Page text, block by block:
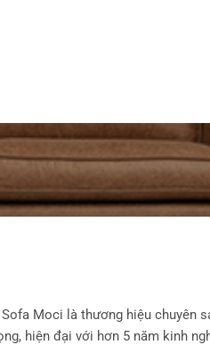
Moci là thương hiệu chuyên
hiện đại với hơn 5 năm kinh